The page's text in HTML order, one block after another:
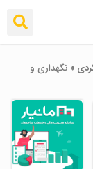
» نگهداری و